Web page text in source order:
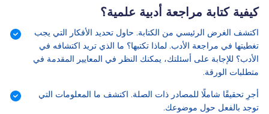
كيفية كتابة مراجعة أدبية علمية؟
اكتشف الغرض الرئيسي من الكتابة. حاول تحديد الأفكار التي يجب
تغطيتها في مراجعة الأدب. لماذا تكتبها؟ ما الذي تريد اكتشافه في
الأدب؟ للإجابة على أسئلتك، يمكنك النظر في المعايير المقدمة في
متطلبات الورقة.
أجرِ تحقيقًا شاملًا للمصادر ذات الصلة. اكتشف ما المعلومات التي
توجد بالفعل حول موضوعك.